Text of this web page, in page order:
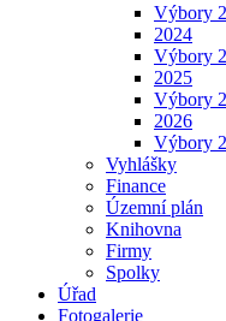
Výbory
2024
Výbory
2025
Výbory
2026
Výbory
Vyhlášky
Finance
Územní plán
Knihovna
Firmy
Spolky
Úřad
Fotogalerie